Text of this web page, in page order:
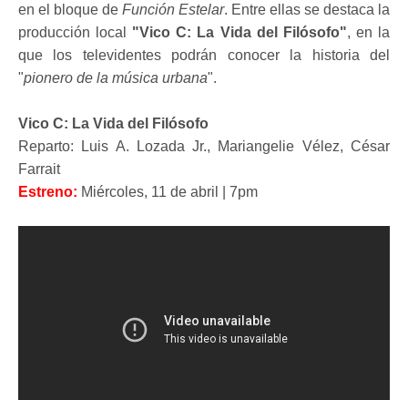
en el bloque de Función Estelar. Entre ellas se destaca la
producción local "Vico C: La Vida del Filósofo", en la
que los televidentes podrán conocer la historia del
"pionero de la música urbana".
Vico C: La Vida del Filósofo
Reparto: Luis A. Lozada Jr., Mariangelie Vélez, César
Farrait
Estreno: Miércoles, 11 de abril | 7pm